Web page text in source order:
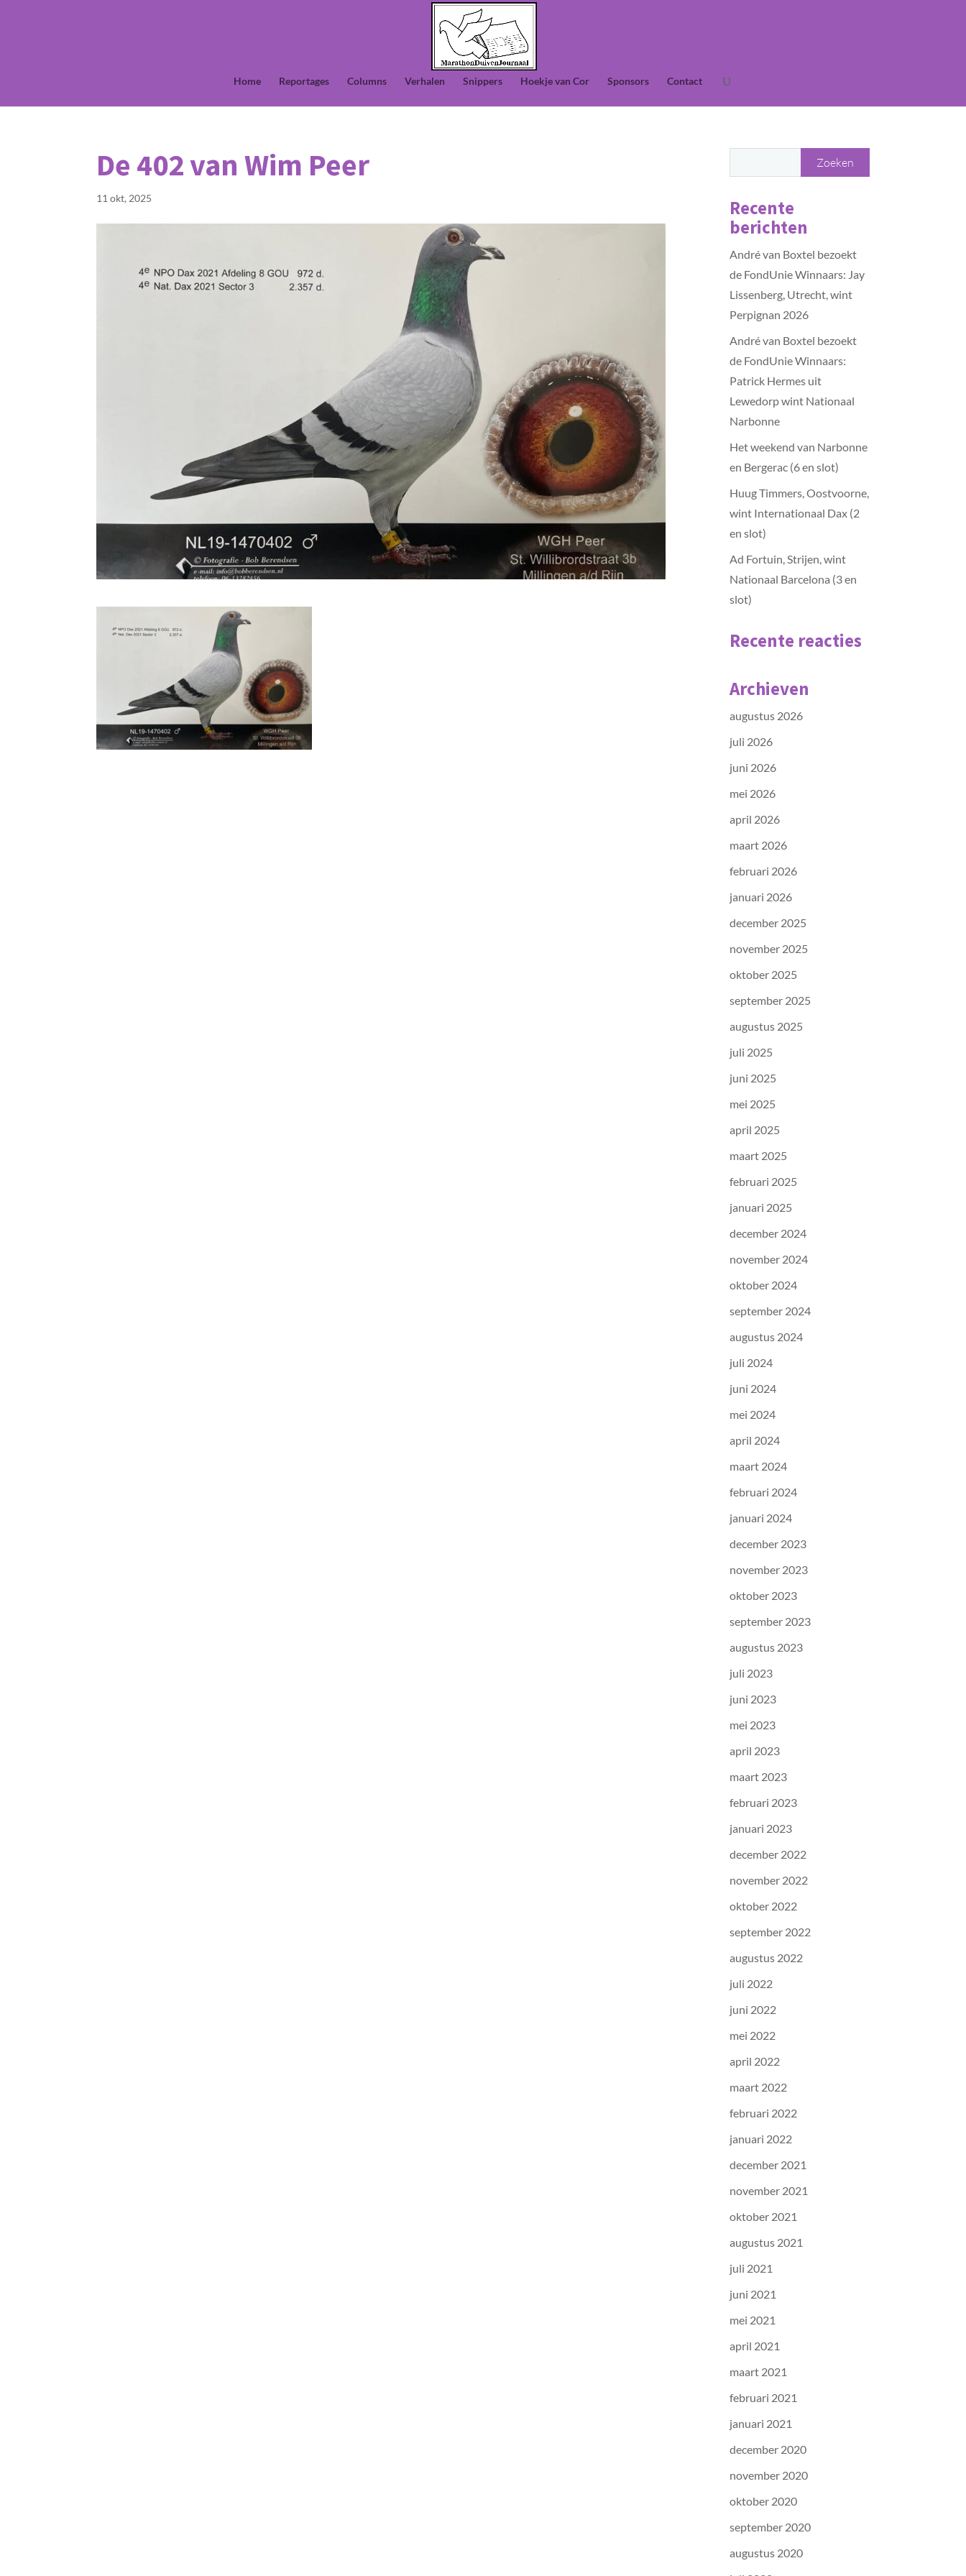
Home Reportages Columns Verhalen Snippers Hoekje van Cor Sponsors Contact
De 402 van Wim Peer
11 okt, 2025
Recente
berichten
André van Boxtel bezoekt
de FondUnie Winnaars: Jay
Lissenberg, Utrecht, wint
Perpignan 2026
André van Boxtel bezoekt
de FondUnie Winnaars:
Patrick Hermes uit
Lewedorp wint Nationaal
Narbonne
Het weekend van Narbonne
en Bergerac (6 en slot)
Huug Timmers, Oostvoorne,
wint Internationaal Dax (2
en slot)
Ad Fortuin, Strijen, wint
Nationaal Barcelona (3 en
slot)
Recente reacties
Archieven
augustus 2026
juli 2026
juni 2026
mei 2026
april 2026
maart 2026
februari 2026
januari 2026
december 2025
november 2025
oktober 2025
september 2025
augustus 2025
juli 2025
juni 2025
mei 2025
april 2025
maart 2025
februari 2025
januari 2025
december 2024
november 2024
oktober 2024
september 2024
augustus 2024
juli 2024
juni 2024
mei 2024
april 2024
maart 2024
februari 2024
januari 2024
december 2023
november 2023
oktober 2023
september 2023
augustus 2023
juli 2023
juni 2023
mei 2023
april 2023
maart 2023
februari 2023
januari 2023
december 2022
november 2022
oktober 2022
september 2022
augustus 2022
juli 2022
juni 2022
mei 2022
april 2022
maart 2022
februari 2022
januari 2022
december 2021
november 2021
oktober 2021
augustus 2021
juli 2021
juni 2021
mei 2021
april 2021
maart 2021
februari 2021
januari 2021
december 2020
november 2020
oktober 2020
september 2020
augustus 2020